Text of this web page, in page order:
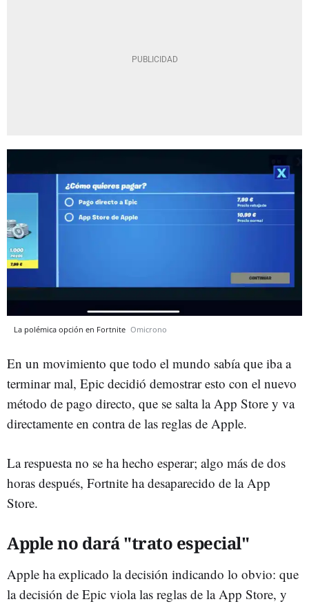
La polémica opción en Fortnite Omicrono
En un movimiento que todo el mundo sabía que iba a
terminar mal, Epic decidió demostrar esto con el nuevo
método de pago directo, que se salta la App Store y va
directamente en contra de las reglas de Apple.
La respuesta no se ha hecho esperar; algo más de dos
horas después, Fortnite ha desaparecido de la App
Store.
Apple no dará "trato especial"
Apple ha explicado la decisión indicando lo obvio: que
la decisión de Epic viola las reglas de la App Store, y